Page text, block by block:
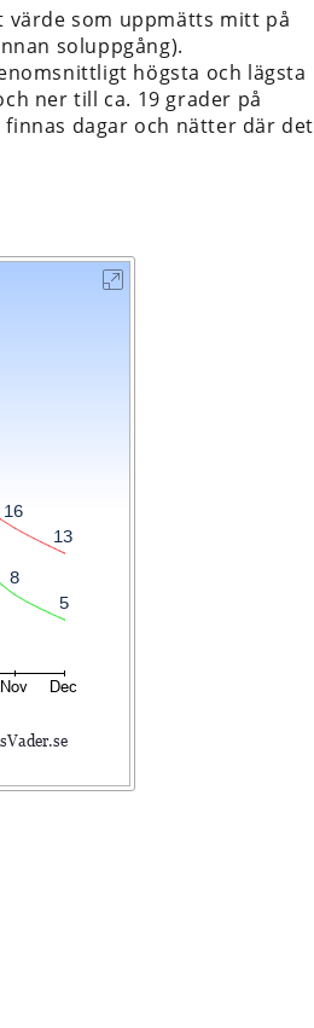
värde som uppmätts mitt på
soluppgång).
högsta och lägsta
ner till ca. 19 grader på
dagar och nätter där det